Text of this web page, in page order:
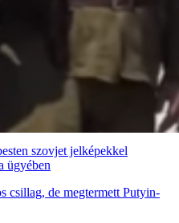
szovjet jelképekkel
ügyében
csillag, de megtermett Putyin-